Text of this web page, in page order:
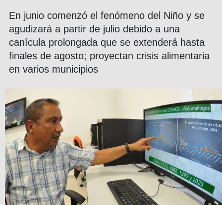
En junio comenzó el fenómeno del Niño y se
agudizará a partir de julio debido a una
canícula prolongada que se extenderá hasta
finales de agosto; proyectan crisis alimentaria
en varios municipios